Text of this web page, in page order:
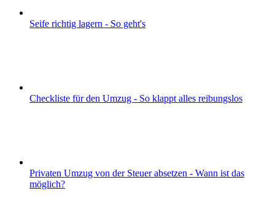
Seife richtig lagern - So geht's
Checkliste für den Umzug - So klappt alles reibungslos
Privaten Umzug von der Steuer absetzen - Wann ist das
möglich?